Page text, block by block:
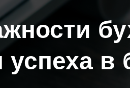
успеха в